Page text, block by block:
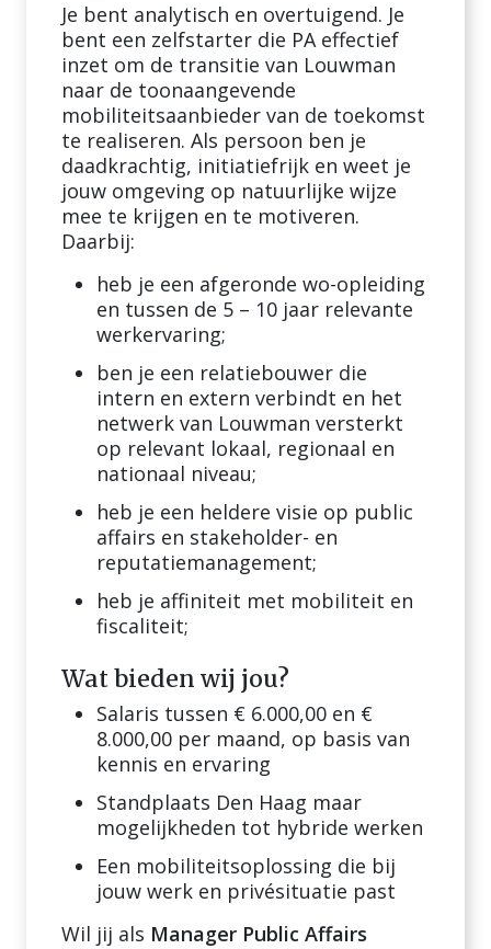
Je bent analytisch en overtuigend. Je
bent een zelfstarter die PA effectief
inzet om de transitie van Louwman
naar de toonaangevende
mobiliteitsaanbieder van de toekomst
te realiseren. Als persoon ben je
daadkrachtig, initiatiefrijk en weet je
jouw omgeving op natuurlijke wijze
mee te krijgen en te motiveren.
Daarbij:
heb je een afgeronde wo-opleiding
en tussen de 5 – 10 jaar relevante
werkervaring;
ben je een relatiebouwer die
intern en extern verbindt en het
netwerk van Louwman versterkt
op relevant lokaal, regionaal en
nationaal niveau;
heb je een heldere visie op public
affairs en stakeholder- en
reputatiemanagement;
heb je affiniteit met mobiliteit en
fiscaliteit;
Wat bieden wij jou?
Salaris tussen € 6.000,00 en €
8.000,00 per maand, op basis van
kennis en ervaring
Standplaats Den Haag maar
mogelijkheden tot hybride werken
Een mobiliteitsoplossing die bij
jouw werk en privésituatie past
Wil jij als Manager Public Affairs